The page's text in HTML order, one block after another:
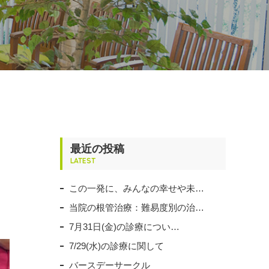
最近の投稿
LATEST
この一発に、みんなの幸せや未…
当院の根管治療：難易度別の治…
7月31日(金)の診療につい…
7/29(水)の診療に関して
バースデーサークル